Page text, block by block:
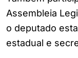
Assembleia
o deputado
estadual e